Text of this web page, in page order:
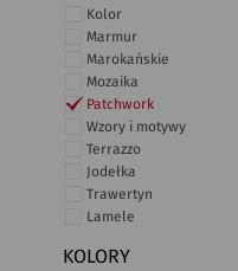
Kolor
Marmur
Marokańskie
Mozaika
Patchwork
Wzory i motywy
Terrazzo
Jodełka
Trawertyn
Lamele
KOLORY